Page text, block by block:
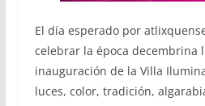
El día esperado por
celebrar la época decembrina
inauguración de la Villa
luces, color, tradición,